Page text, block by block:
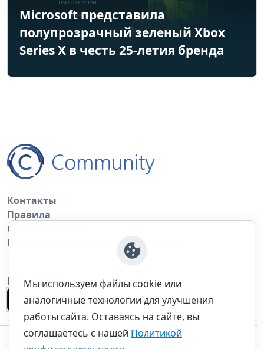
Microsoft представила
полупрозрачный зеленый Xbox
Series X в честь 25-летия бренда
Контакты
Правила
Обратная связь
Правила копирования материалов
Приложение
Мы используем файлы cookie или
аналогичные технологии для улучшения
работы сайта. Оставаясь на сайте, вы
соглашаетесь с нашей Политикой